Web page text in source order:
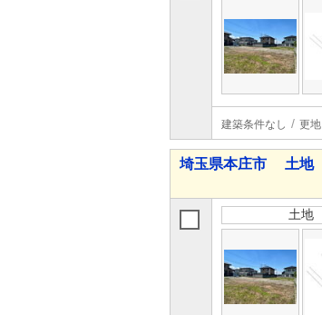
建築条件なし 更地
埼玉県本庄市 土地
土地